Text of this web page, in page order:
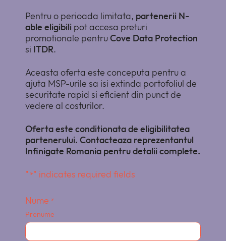
Pentru o perioada limitata, partenerii N-
able eligibili pot accesa preturi
promotionale pentruCove Data Protection
si ITDR.
Aceasta oferta este conceputa pentru a
ajuta MSP-urile sa isi extinda portofoliul de
securitate rapid si eficient din punct de
vedere al costurilor.
Oferta este conditionata de eligibilitatea
partenerului. Contacteaza reprezentantul
Infinigate Romania pentru detalii complete.
" *" indicates required fields
Nume *
Prenume